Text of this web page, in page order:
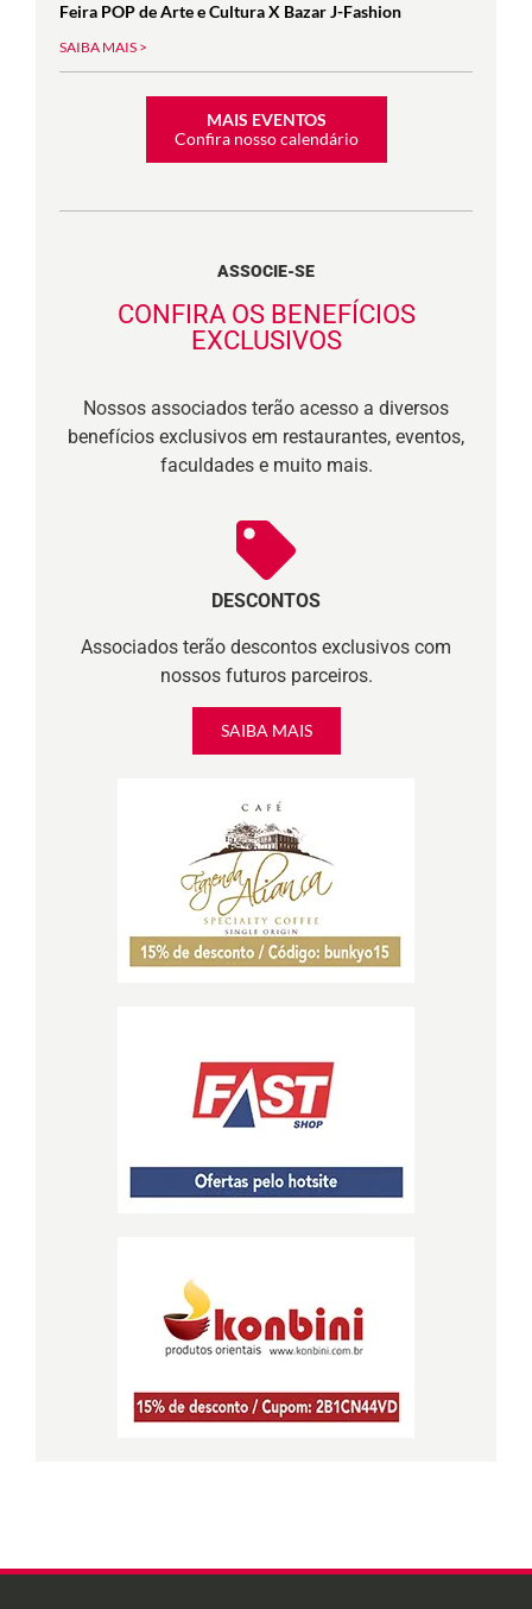
Feira POP de Arte e Cultura X Bazar J-Fashion
SAIBA MAIS >
MAIS EVENTOS
Confira nosso calendário
ASSOCIE-SE
CONFIRA OS BENEFÍCIOS
EXCLUSIVOS
Nossos associados terão acesso a diversos
benefícios exclusivos em restaurantes, eventos,
faculdades e muito mais.
DESCONTOS
Associados terão descontos exclusivos com
nossos futuros parceiros.
SAIBA MAIS